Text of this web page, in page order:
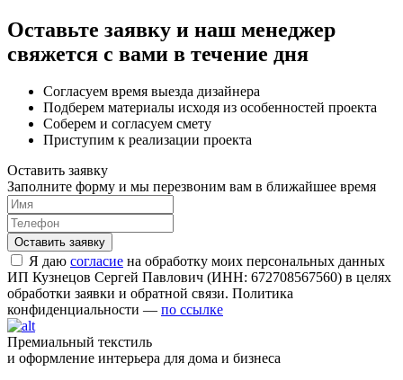
Оставьте заявку и наш менеджер
свяжется с вами в течение дня
Согласуем время выезда дизайнера
Подберем материалы исходя из особенностей проекта
Соберем и согласуем смету
Приступим к реализации проекта
Оставить заявку
Заполните форму и мы перезвоним вам в ближайшее время
Я даю согласие на обработку моих персональных данных
ИП Кузнецов Сергей Павлович (ИНН: 672708567560) в целях
обработки заявки и обратной связи. Политика
конфиденциальности — по ссылке
Премиальный текстиль
и оформление интерьера для дома и бизнеса